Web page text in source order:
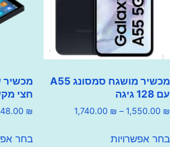
האפשרויות
בעמוד
המוצר
מכשיר מושגח סמסונג A55
–
1,740.00₪
טווח
זה
חצי מקשים 16 גיגה
348.00
–
בחר